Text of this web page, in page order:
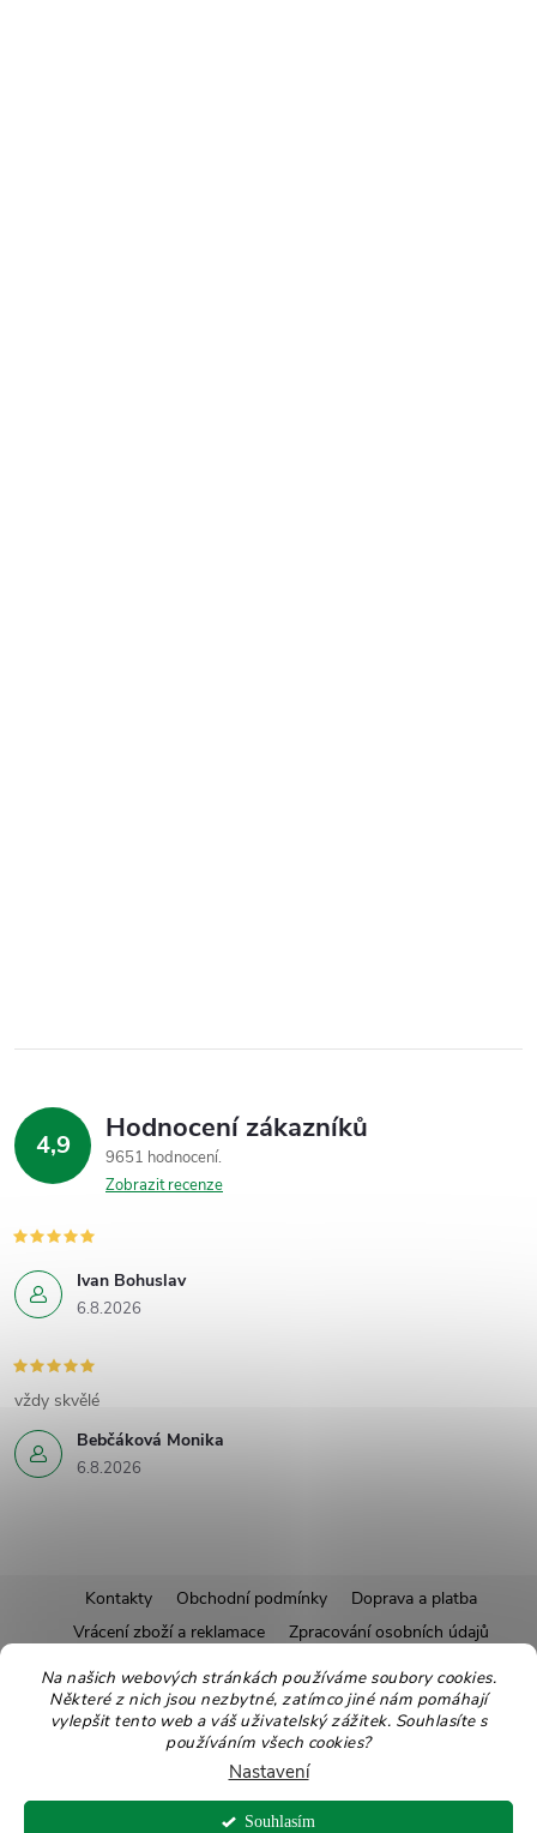
Na našich webových stránkách používáme soubory cookies.
Některé z nich jsou nezbytné, zatímco jiné nám pomáhají
vylepšit tento web a váš uživatelský zážitek. Souhlasíte s
používáním všech cookies?
Nastavení
Souhlasím
4,9 Hodnocení zákazníků
9651 hodnocení
Zobrazit recenze
Ivan Bohuslav
6.8.2026
Bebčáková Monika
6.8.2026
vždy skvělé
á
Kontakty Obchodní podmínky
Doprava a platba
Vrácení zboží a reklamace
Zpracování osobních údajů
Pravidla soutěží
Affiliate program
Recepty
Pro nové dodavatele
Ekologické balení Moje objednávka
Copyright 2026Zdravoslav. Všechna práva vyhrazena.Upravit nastavení
cookies